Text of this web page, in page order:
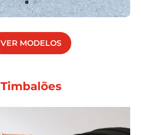
VER MODELOS
Timbalões